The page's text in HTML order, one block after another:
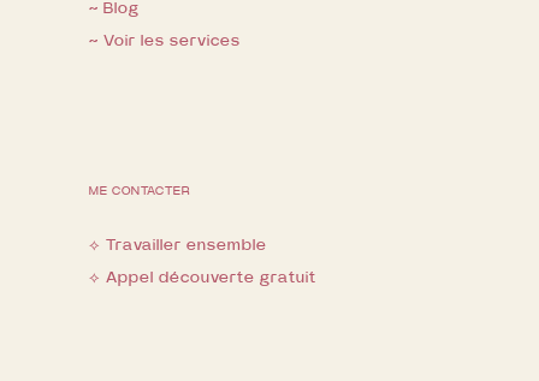
~ Blog
~ Voir les services
ME CONTACTER
⟡ Travailler ensemble
⟡ Appel découverte gratuit